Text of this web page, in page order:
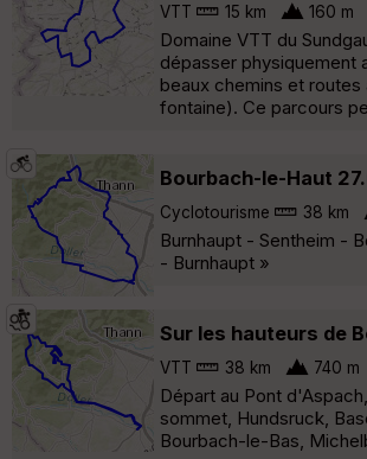
VTT 15 km 160 m
Domaine VTT du
dépasser physiquement
beaux chemins et
fontaine). Ce parcours
Bourbach-le-Haut
Cyclotourisme 38 km
Burnhaupt - Sentheim -
- Burnhaupt »
Sur les hauteurs de
VTT 38 km 740 m
Départ au Pont
sommet, Hundsruck,
Bourbach-le-Bas,